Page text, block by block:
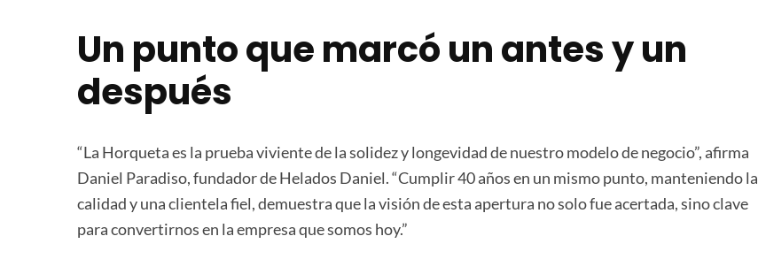
Un punto que marcó un antes y un
después
“La Horqueta es la prueba viviente de la solidez y longevidad de nuestro modelo de negocio”, afirma
Daniel Paradiso, fundador de Helados Daniel. “Cumplir 40 años en un mismo punto, manteniendo la
calidad y una clientela fiel, demuestra que la visión de esta apertura no solo fue acertada, sino clave
para convertirnos en la empresa que somos hoy.”